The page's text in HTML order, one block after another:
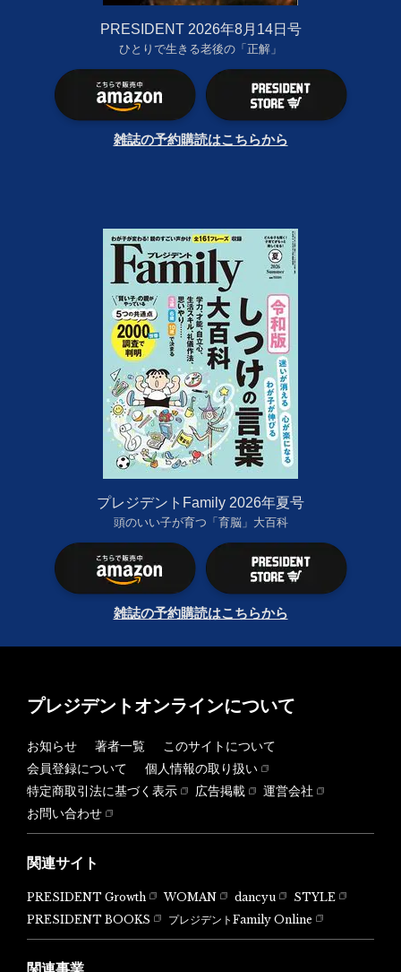
PRESIDENT 2026年8月14日号
ひとりで生きる老後の「正解」
雑誌の予約購読はこちらから
プレジデントFamily 2026年夏号
頭のいい子が育つ「育脳」大百科
雑誌の予約購読はこちらから
プレジデントオンラインについて
お知らせ 著者一覧
このサイトについて
会員登録について
個人情報の取り扱い
特定商取引法に基づく表示
広告掲載
運営会社
お問い合わせ
関連サイト
PRESIDENT Growth WOMAN dancyu
STYLE
PRESIDENT BOOKS
プレジデントFamily Online
関連事業